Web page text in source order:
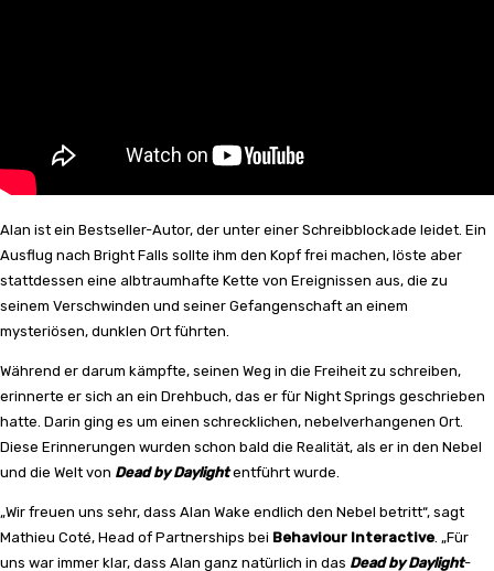
Alan ist ein Bestseller-Autor, der unter einer Schreibblockade leidet. Ein
Ausflug nach Bright Falls sollte ihm den Kopf frei machen, löste aber
stattdessen eine albtraumhafte Kette von Ereignissen aus, die zu
seinem Verschwinden und seiner Gefangenschaft an einem
mysteriösen, dunklen Ort führten.
Während er darum kämpfte, seinen Weg in die Freiheit zu schreiben,
erinnerte er sich an ein Drehbuch, das er für Night Springs geschrieben
hatte. Darin ging es um einen schrecklichen, nebelverhangenen Ort.
Diese Erinnerungen wurden schon bald die Realität, als er in den Nebel
und die Welt von Dead by Daylightentführt wurde.
„Wir freuen uns sehr, dass Alan Wake endlich den Nebel betritt“, sagt
Mathieu Coté, Head of Partnerships bei Behaviour Interactive . „Für
uns war immer klar, dass Alan ganz natürlich in das Dead by Daylight-